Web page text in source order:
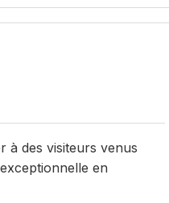
à des visiteurs venus
en